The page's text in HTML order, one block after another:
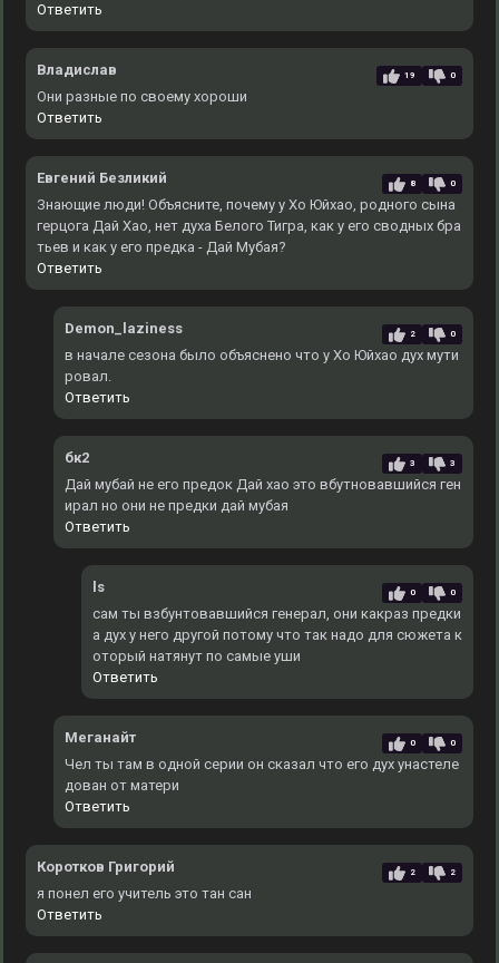
Ответить
Владислав 19 0
Они разные по своему хороши
Ответить
Евгений Безликий 8 0
Знающие люди! Объясните, почему у Хо Юйхао, родного сына
герцога Дай Хао, нет духа Белого Тигра, как у его сводных бра
тьев и как у его предка - Дай Мубая?
Ответить
Demon_laziness 2 0
в начале сезона было объяснено что у Хо Юйхао дух мути
ровал.
Ответить
бк2 3 3
Дай мубай не его предок Дай хао это вбутновавшийся ген
ирал но они не предки дай мубая
Ответить
ls 0 0
сам ты взбунтовавшийся генерал, они какраз предки
а дух у него другой потому что так надо для сюжета к
оторый натянут по самые уши
Ответить
Меганайт 0 0
Чел ты там в одной серии он сказал что его дух унастеле
дован от матери
Ответить
Коротков Григорий 2 2
я понел его учитель это тан сан
Ответить